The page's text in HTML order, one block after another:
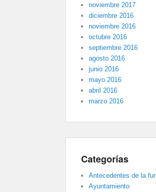
noviembre 2017
diciembre 2016
noviembre 2016
octubre 2016
septiembre 2016
agosto 2016
junio 2016
mayo 2016
abril 2016
marzo 2016
Categorías
Antecedentes de la
Ayuntamiento